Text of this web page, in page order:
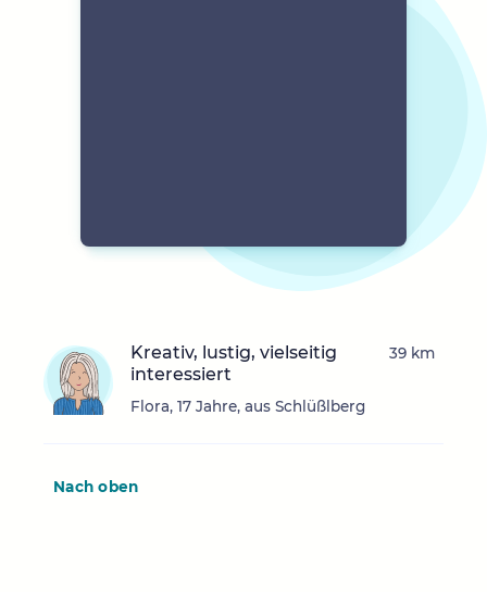
Kreativ, lustig, vielseitig
interessiert
Flora, 17 Jahre, aus Schlüßlberg
39 km
Nach oben